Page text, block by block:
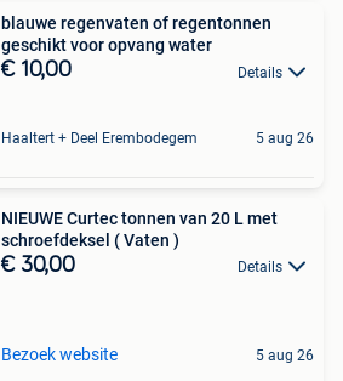
blauwe regenvaten of regentonnen
geschikt voor opvang water
€ 10,00 Details
Haaltert + Deel Erembodegem 5 aug 26
NIEUWE Curtec tonnen van 20 L met
schroefdeksel ( Vaten )
€ 30,00 Details
Bezoek website 5 aug 26